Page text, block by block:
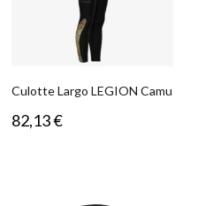
Culotte Largo LEGION Camu
82,13€